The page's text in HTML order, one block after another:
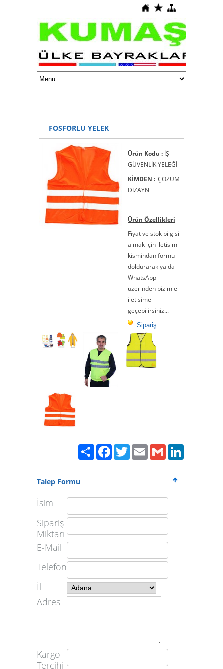
FOSFORLU YELEK
Ürün Kodu : İŞ
GÜVENLİK YELEĞİ
KİMDEN : ÇÖZÜM
DİZAYN
Ürün Özellikleri
Fiyat ve stok bilgisi
almak için iletisim
kismindan formu
doldurarak ya da
WhatsApp
üzerinden bizimle
iletisime
geçebilirsiniz...
Sipariş
PaylaşFacebook
TwitterEmailGmail
Talep Formu
İsim
Sipariş
Miktarı
E-Mail
Telefon
İl
Adres
Kargo
Tercihi